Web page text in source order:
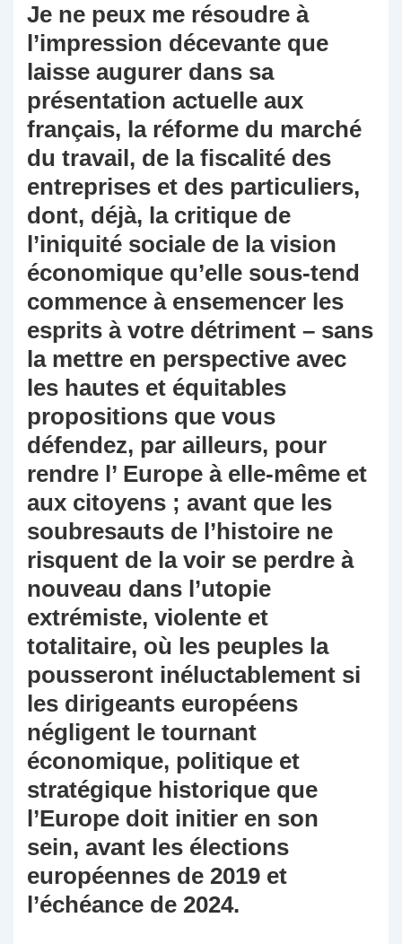
Je ne peux me résoudre à
l’impression décevante que
laisse augurer dans sa
présentation actuelle aux
français, la réforme du marché
du travail, de la fiscalité des
entreprises et des particuliers,
dont, déjà, la critique de
l’iniquité sociale de la vision
économique qu’elle sous-tend
commence à ensemencer les
esprits à votre détriment – sans
la mettre en perspective avec
les hautes et équitables
propositions que vous
défendez, par ailleurs, pour
rendre l’ Europe à elle-même et
aux citoyens ; avant que les
soubresauts de l’histoire ne
risquent de la voir se perdre à
nouveau dans l’utopie
extrémiste, violente et
totalitaire, où les peuples la
pousseront inéluctablement si
les dirigeants européens
négligent le tournant
économique, politique et
stratégique historique que
l’Europe doit initier en son
sein, avant les élections
européennes de 2019 et
l’échéance de 2024.